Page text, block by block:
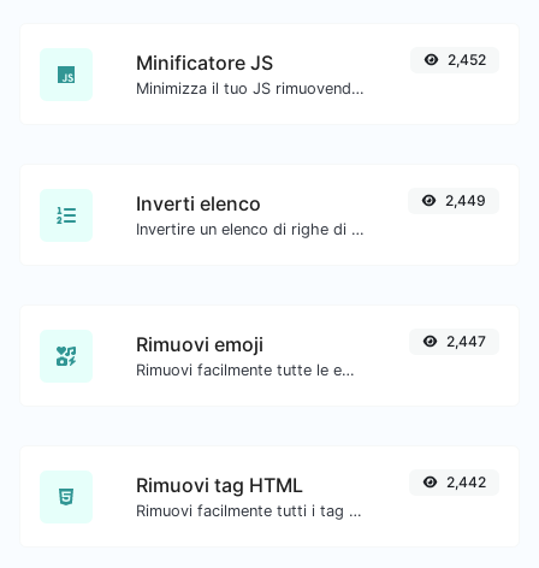
Minificatore JS
Minimizza il tuo JS rimuovendo tutti i caratteri non necessari.
2,452
Inverti elenco
Invertire un elenco di righe di testo fornite.
2,449
Rimuovi emoji
Rimuovi facilmente tutte le emoji da qualsiasi testo.
2,447
Rimuovi tag HTML
Rimuovi facilmente tutti i tag HTML da un blocco di testo.
2,442